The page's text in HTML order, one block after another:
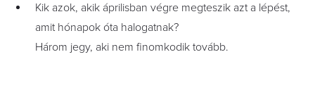
Kik azok, akik áprilisban végre megteszik azt a lépést,
amit hónapok óta halogatnak?
Három jegy, aki nem finomkodik tovább.